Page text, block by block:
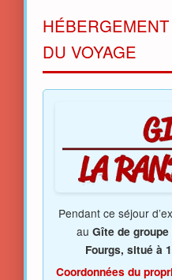
DU VOYAGE
Pendant ce séjour
au Gîte de
Fourgs, situé à
Coordonnées du